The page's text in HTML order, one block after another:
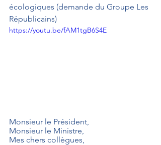
écologiques (demande du Groupe Les
Républicains)
https://youtu.be/fAM1tgB6S4E
Monsieur le Président,
Monsieur le Ministre,
Mes chers collègues,